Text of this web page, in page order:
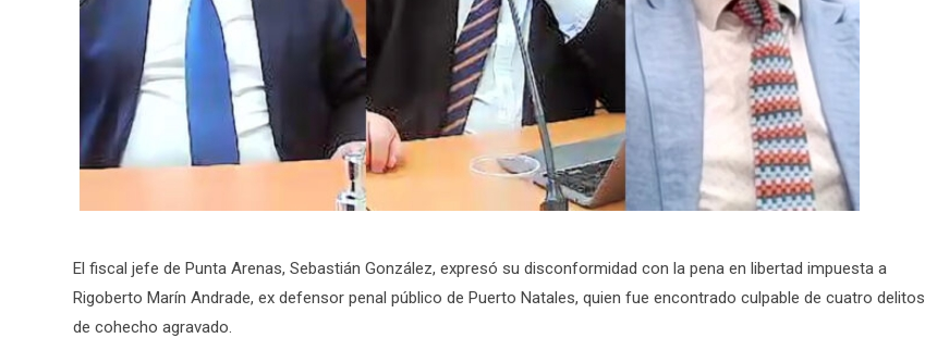
El fiscal jefe de Punta Arenas, Sebastián González, expresó su disconformidad con la pena en libertad impuesta a
Rigoberto Marín Andrade, ex defensor penal público de Puerto Natales, quien fue encontrado culpable de cuatro delitos
de cohecho agravado.